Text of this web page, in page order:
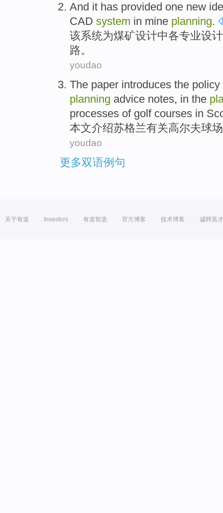
And it has provided one new
CAD system in mine planning.
该系统为煤矿设计中各专业设
路。
youdao
The paper introduces the policy
planning advice notes, in the
processes of golfcourses in
本文介绍苏格兰有关高尔夫球场
youdao
更多双语例句
关于有道 Investors 有道智选 官方博客 技术博客 诚聘英才